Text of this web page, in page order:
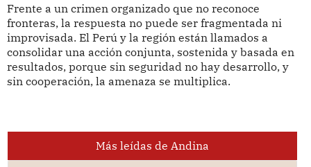
Frente a un crimen organizado que no reconoce
fronteras, la respuesta no puede ser fragmentada ni
improvisada. El Perú y la región están llamados a
consolidar una acción conjunta, sostenida y basada en
resultados, porque sin seguridad no hay desarrollo, y
sin cooperación, la amenaza se multiplica.
Más leídas de Andina